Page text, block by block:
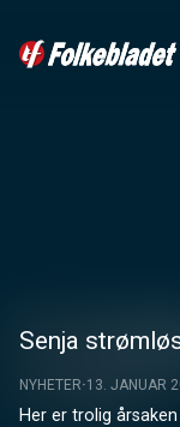
Senja
NYHETER 13. JANUAR
Her er trolig